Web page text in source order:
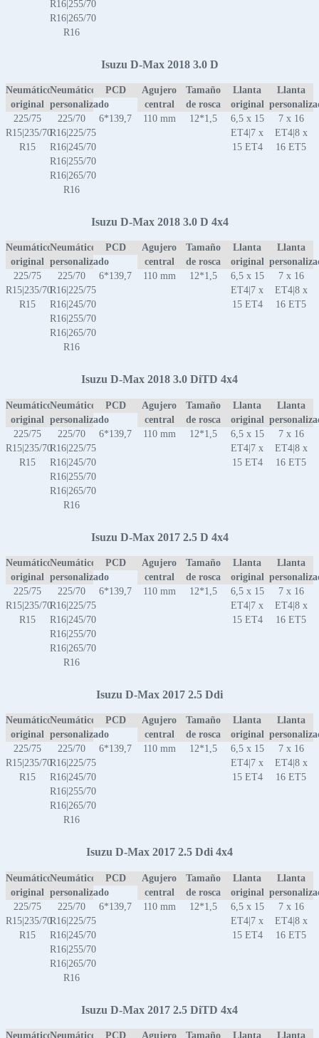
R16|255/70
R16|265/70
R16
Isuzu D-Max 2018 3.0 D
Neumático
original
Neumático
personalizado
PCD
Agujero
central
Tamaño
de rosca
Llanta
original
Llanta
225/75
R15|235/70
R15
225/70
R16|225/75
R16|245/70
R16|255/70
R16|265/70
R16
6*139,7 110 mm 12*1,5
6,5 x 15
ET4|7 x
15 ET4
7 x 16
ET4|8 x
16 ET5
Isuzu D-Max 2018 3.0 D 4x4
Neumático
original
Neumático
personalizado
PCD
Agujero
central
Tamaño
de rosca
Llanta
original
Llanta
225/75
R15|235/70
R15
225/70
R16|225/75
R16|245/70
R16|255/70
R16|265/70
R16
6*139,7 110 mm 12*1,5
6,5 x 15
ET4|7 x
15 ET4
7 x 16
ET4|8 x
16 ET5
Isuzu D-Max 2018 3.0 DiTD 4x4
Neumático
original
Neumático
personalizado
PCD
Agujero
central
Tamaño
de rosca
Llanta
original
Llanta
225/75
R15|235/70
R15
225/70
R16|225/75
R16|245/70
R16|255/70
R16|265/70
R16
6*139,7 110 mm 12*1,5
6,5 x 15
ET4|7 x
15 ET4
7 x 16
ET4|8 x
16 ET5
Isuzu D-Max 2017 2.5 D 4x4
Neumático
original
Neumático
personalizado
PCD
Agujero
central
Tamaño
de rosca
Llanta
original
Llanta
225/75
R15|235/70
R15
225/70
R16|225/75
R16|245/70
R16|255/70
R16|265/70
R16
6*139,7 110 mm 12*1,5
6,5 x 15
ET4|7 x
15 ET4
7 x 16
ET4|8 x
16 ET5
Isuzu D-Max 2017 2.5 Ddi
Neumático
original
Neumático
personalizado
PCD
Agujero
central
Tamaño
de rosca
Llanta
original
Llanta
225/75
R15|235/70
R15
225/70
R16|225/75
R16|245/70
R16|255/70
R16|265/70
R16
6*139,7 110 mm 12*1,5
6,5 x 15
ET4|7 x
15 ET4
7 x 16
ET4|8 x
16 ET5
Isuzu D-Max 2017 2.5 Ddi 4x4
Neumático
original
Neumático
personalizado
PCD
Agujero
central
Tamaño
de rosca
Llanta
original
Llanta
225/75
R15|235/70
R15
225/70
R16|225/75
R16|245/70
R16|255/70
R16|265/70
R16
6*139,7 110 mm 12*1,5
6,5 x 15
ET4|7 x
15 ET4
7 x 16
ET4|8 x
16 ET5
Isuzu D-Max 2017 2.5 DiTD 4x4
NeumáticoNeumático
PCD
Agujero
Tamaño
Llanta
Llanta